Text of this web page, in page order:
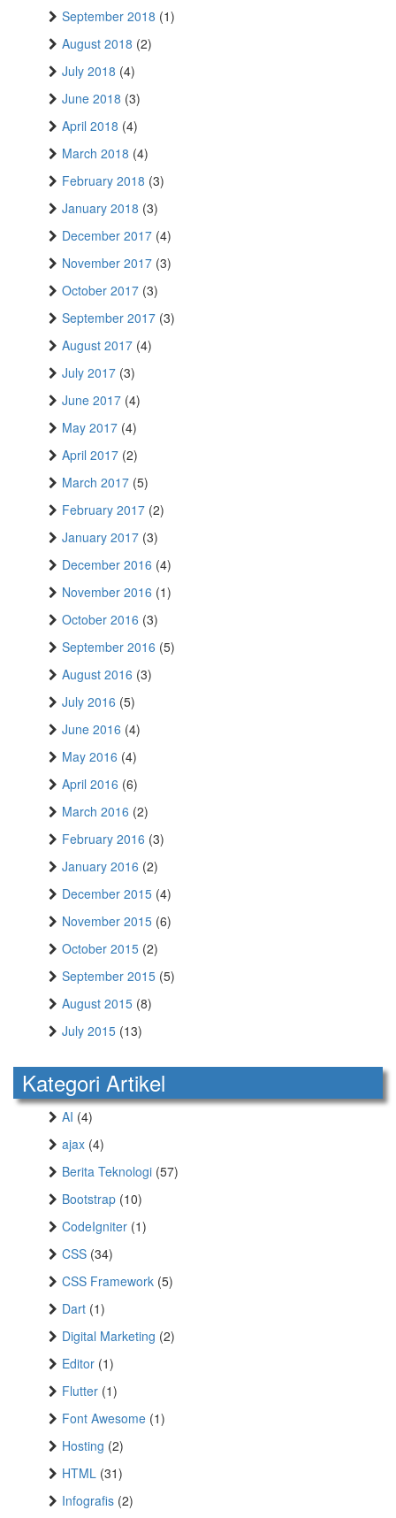
September 2018 (1)
August 2018 (2)
July 2018 (4)
June 2018 (3)
April 2018 (4)
March 2018 (4)
February 2018 (3)
January 2018 (3)
December 2017 (4)
November 2017 (3)
October 2017 (3)
September 2017 (3)
August 2017 (4)
July 2017 (3)
June 2017 (4)
May 2017 (4)
April 2017 (2)
March 2017 (5)
February 2017 (2)
January 2017 (3)
December 2016 (4)
November 2016 (1)
October 2016 (3)
September 2016 (5)
August 2016 (3)
July 2016 (5)
June 2016 (4)
May 2016 (4)
April 2016 (6)
March 2016 (2)
February 2016 (3)
January 2016 (2)
December 2015 (4)
November 2015 (6)
October 2015 (2)
September 2015 (5)
August 2015 (8)
July 2015 (13)
Kategori Artikel
AI (4)
ajax (4)
Berita Teknologi (57)
Bootstrap (10)
CodeIgniter (1)
CSS (34)
CSS Framework (5)
Dart (1)
Digital Marketing (2)
Editor (1)
Flutter (1)
Font Awesome (1)
Hosting (2)
HTML (31)
Infografis (2)